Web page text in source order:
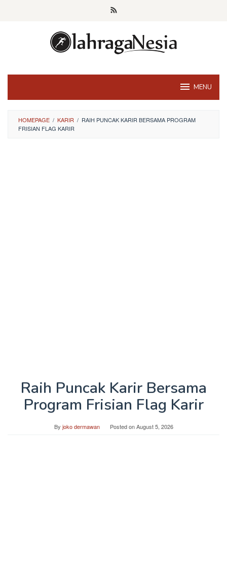
MENU
HOMEPAGE / KARIR / RAIH PUNCAK KARIR BERSAMA PROGRAM
FRISIAN FLAG KARIR
Raih Puncak Karir Bersama
Program Frisian Flag Karir
By joko dermawan Posted onAugust 5, 2026